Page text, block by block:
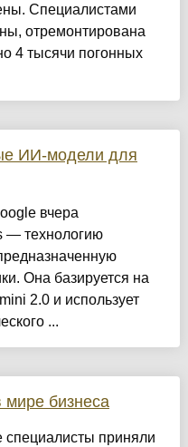
Специалистами
отремонтирована
4 тысячи погонных
ИИ-модели для
вчера
— технологию
Она базируется на
2.0 и использует
...
бизнеса
приняли